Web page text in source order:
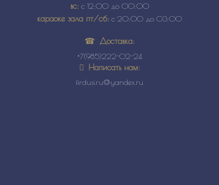
вс:с 12:00 до 00:00
караоке зала пт/сб: с 20:00 до 03:00
Доставка:
+7(985)222-02-24
Написать нам:
firdusi.ru@yandex.ru